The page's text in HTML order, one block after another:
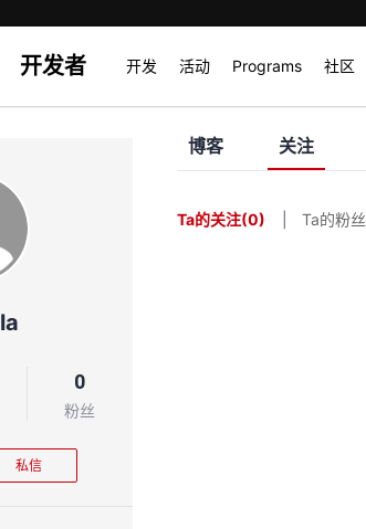
开发者 开发 活动 Programs 社区
0
粉丝
私信
博客 关注
Ta的关注(0) Ta的粉丝